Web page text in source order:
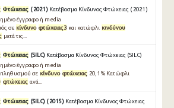
Φτώχειας ( 2021 ) Κατέβασμα Κίνδυνος Φτώχειας ( 2021 )
έγγραφο ή media
σε κίνδυνο φτώχειας3και κατώφλι κινδύνου
μετά τις...
Φτώχειας (SILC) Κατέβασμα Κίνδυνος Φτώχειας (SILC)
έγγραφο ή media
σε κίνδυνο φτώχειας 20,1 % Κατώφλι
φτώχειας ανά...
Φτώχειας (SILC) ( 2015 ) Κατέβασμα Κίνδυνος Φτώχειας